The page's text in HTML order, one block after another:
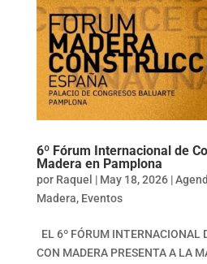
6º Fórum Internacional de
Madera en Pamplona
por Raquel | May 18, 2026|
Madera, Eventos
EL 6º FÓRUM INTERNACIONAL
CON MADERA PRESENTA A LA